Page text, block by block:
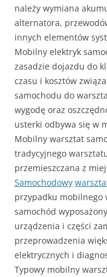
należy wymiana
alternatora,
innych elementów
Mobilny elektryk
zasadzie dojazdu do
czasu i kosztów
samochodu do
wygodę oraz
usterki odbywa się w
Mobilny warsztat
tradycyjnego
przemieszczana z
Samochodowy
przypadku mobilnego
samochód
urządzenia i części
przeprowadzenia
elektrycznych i
Typowy mobilny